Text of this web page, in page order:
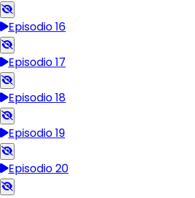
Episodio 16
Episodio 17
Episodio 18
Episodio 19
Episodio 20